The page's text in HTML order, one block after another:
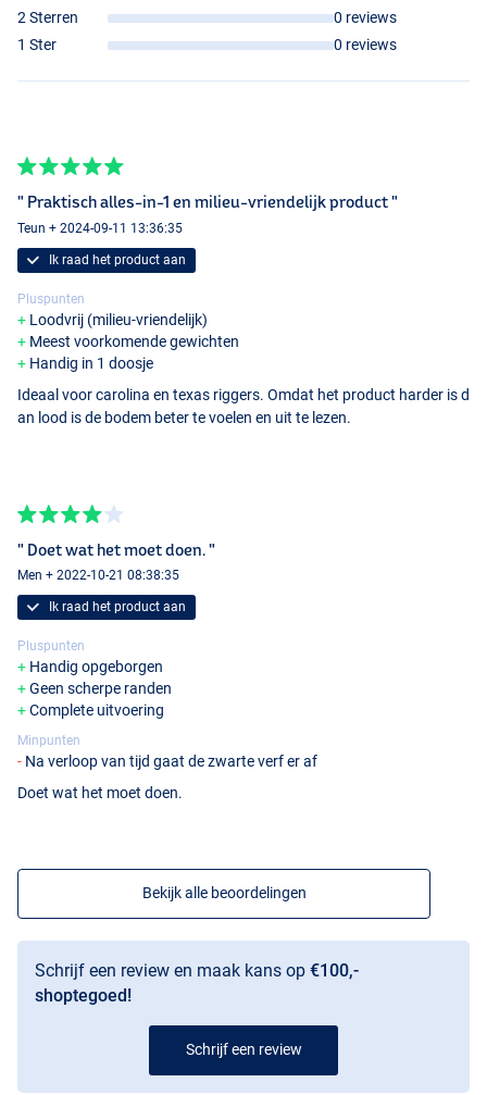
2 Sterren
0 reviews
1 Ster
0 reviews
" Praktisch alles-in-1 en milieu-vriendelijk product "
Teun + 2024-09-11 13:36:35
Ik raad het product aan
Pluspunten
Loodvrij (milieu-vriendelijk)
Meest voorkomende gewichten
Handig in 1 doosje
Ideaal voor carolina en texas riggers. Omdat het product harder is d
an lood is de bodem beter te voelen en uit te lezen.
" Doet wat het moet doen. "
Men + 2022-10-21 08:38:35
Ik raad het product aan
Pluspunten
Handig opgeborgen
Geen scherpe randen
Complete uitvoering
Minpunten
Na verloop van tijd gaat de zwarte verf er af
Doet wat het moet doen.
Bekijk alle beoordelingen
Schrijf een review en maak kans op €100,-
shoptegoed!
Schrijf een review